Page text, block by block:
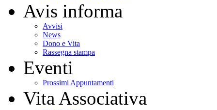
Avis informa
Avvisi
News
Dono e Vita
Rassegna stampa
Eventi
Prossimi Appuntamenti
Vita Associativa